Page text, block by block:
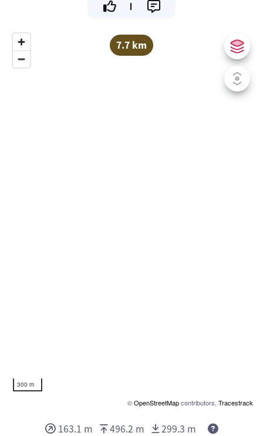
7.7 km
300 m
©OpenStreetMapcontributors, Tracestrack
163.1 m 496.2 m 299.3 m